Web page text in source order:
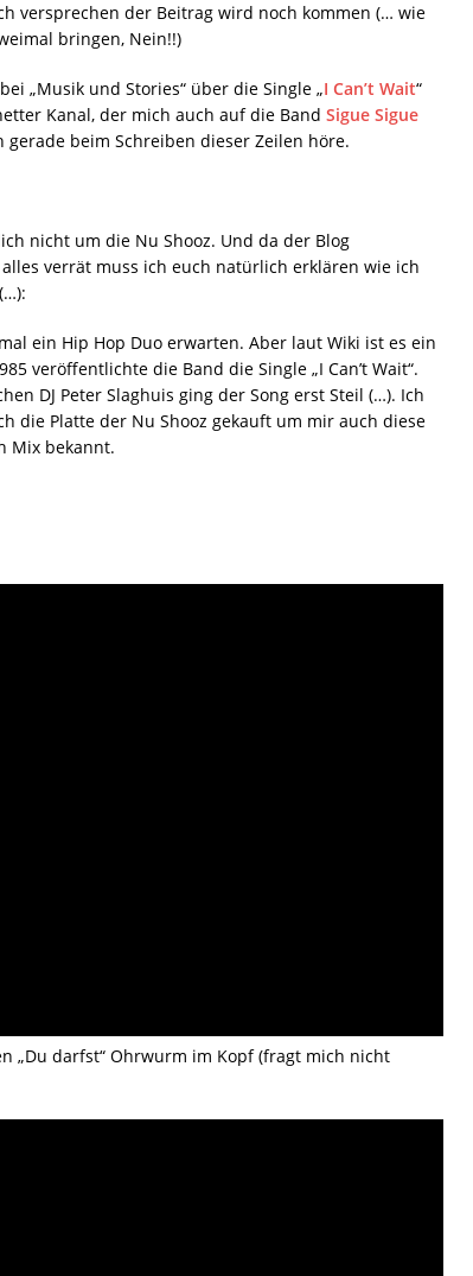
versprechen der Beitrag wird noch kommen (… wie
bringen, Nein!!)
„Musik und Stories“ über die Single „I Can’t Wait“
Kanal, der mich auch auf die Band Sigue Sigue
beim Schreiben dieser Zeilen höre.
nicht um die Nu Shooz. Und da der Blog
verrät muss ich euch natürlich erklären wie ich
ein Hip Hop Duo erwarten. Aber laut Wiki ist es ein
veröffentlichte die Band die Single „I Can’t Wait“.
DJ Peter Slaghuis ging der Song erst Steil (…). Ich
die Platte der Nu Shooz gekauft um mir auch diese
Mix bekannt.
„Du darfst“ Ohrwurm im Kopf (fragt mich nicht